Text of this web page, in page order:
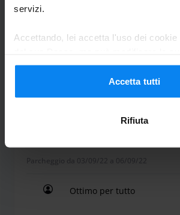
servizi.
Accettando, lei accetta l'uso dei cookie
qualsiasi momento. Per tutti i dettagli,
Informativa sulla privacy.
Accetta tutti
Rifiuta
gentile e disponibile,
Bus navetta allo scoperto
Ottimo per tutto